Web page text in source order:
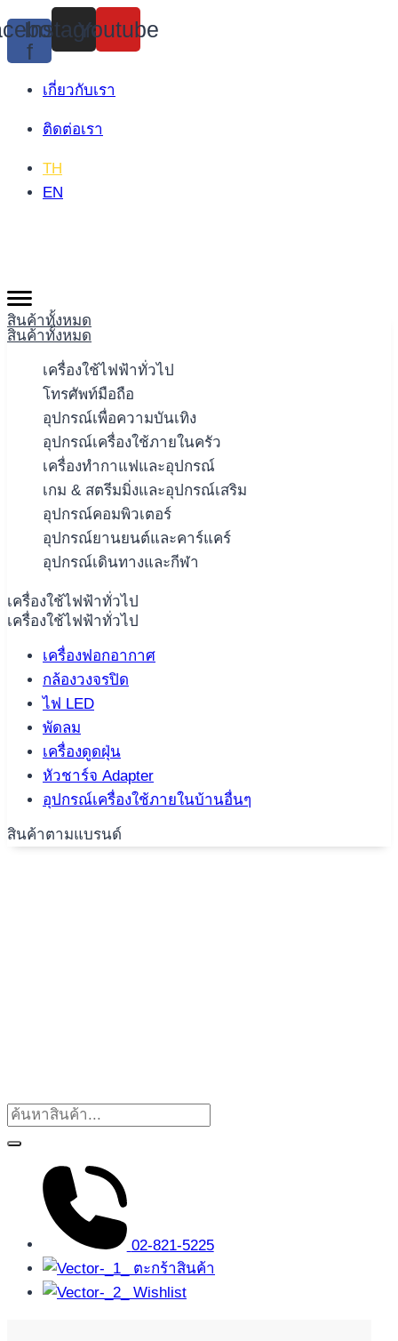
Skip
to
content
f
Instagram
Youtube
เกี่ยวกับเรา
ติดต่อเรา
TH
EN
สินค้าทั้งหมด
สินค้าทั้งหมด
เครื่องใช้ไฟฟ้าทั่วไป
โทรศัพท์มือถือ
อุปกรณ์เพื่อความบันเทิง
อุปกรณ์เครื่องใช้ภายในครัว
เครื่องทำกาแฟและอุปกรณ์
เกม & สตรีมมิ่งและอุปกรณ์เสริม
อุปกรณ์คอมพิวเตอร์
อุปกรณ์ยานยนต์และคาร์แคร์
อุปกรณ์เดินทางและกีฬา
เครื่องใช้ไฟฟ้าทั่วไป
เครื่องใช้ไฟฟ้าทั่วไป
เครื่องฟอกอากาศ
กล้องวงจรปิด
ไฟ LED
พัดลม
เครื่องดูดฝุ่น
หัวชาร์จ Adapter
อุปกรณ์เครื่องใช้ภายในบ้านอื่นๆ
สินค้าตามแบรนด์
02-821-5225
ตะกร้าสินค้า
Wishlist